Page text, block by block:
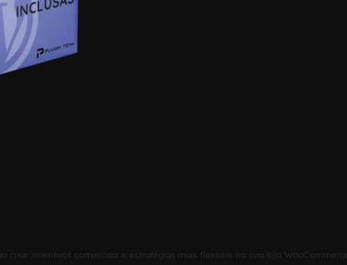
incentivos comerciais e estratégias mais flexíveis na sua loja WooCommerce.